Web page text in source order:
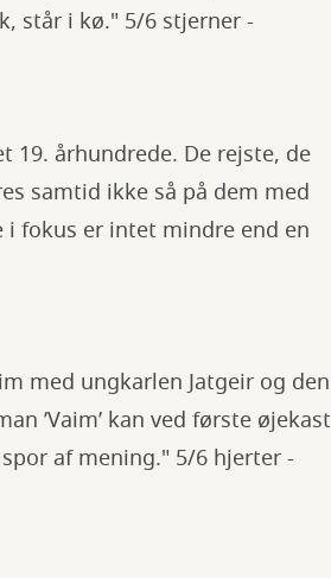
står i kø." 5/6 stjerner -
19. århundrede. De rejste, de
samtid ikke så på dem med
fokus er intet mindre end en
med ungkarlen Jatgeir og den
’Vaim’ kan ved første øjekast
af mening." 5/6 hjerter -